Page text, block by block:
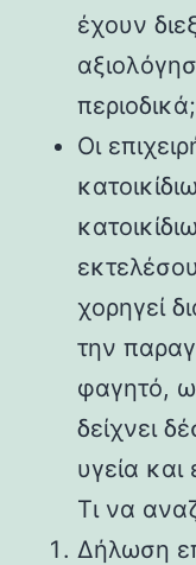
έχουν
περιοδικά;
Οι
χορηγεί
την
φαγητό,
δείχνει
υγεία
Τι να
Δήλωση